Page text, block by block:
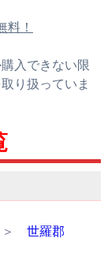
料！
入できない限
り扱っていま
世羅郡